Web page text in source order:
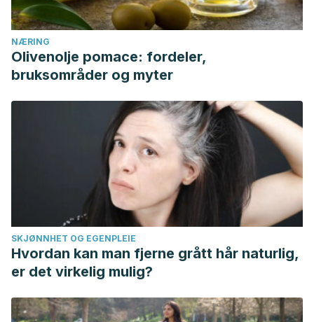
NÆRING
Olivenolje pomace: fordeler,
bruksområder og myter
SKJØNNHET OG EGENPLEIE
Hvordan kan man fjerne grått hår naturlig,
er det virkelig mulig?